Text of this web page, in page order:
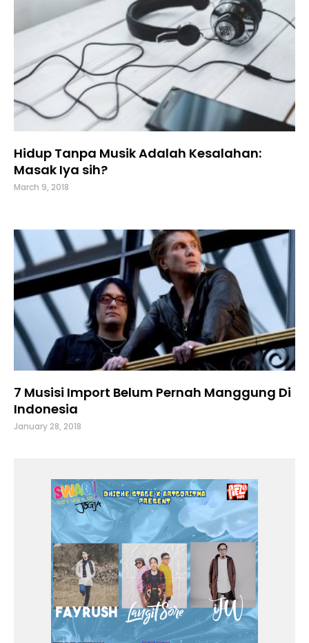
Hidup Tanpa Musik Adalah Kesalahan:
Masak Iya sih?
March 9, 2018
7 Musisi Import Belum Pernah Manggung Di
Indonesia
January 28, 2018